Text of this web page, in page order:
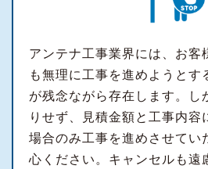
アンテナ工事業界には、お客
も無理に工事を進めようとす
が残念ながら存在します。し
りせず、見積金額と工事内容
場合のみ工事を進めさせてい
心ください。キャンセルも遠